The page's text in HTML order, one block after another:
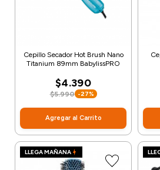
Cepillo Secador Hot Brush Nano
Titanium 89mm BabylissPRO
$4.390
$5.990 -27%
Agregar al Carrito
LLEGA MAÑANA